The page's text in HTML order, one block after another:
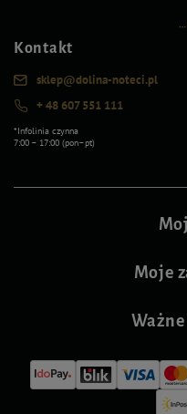
Kontakt
sklep@dolina-noteci.pl
+ 48 607 551 111
*Infolinia czynna
7:00 – 17:00 (pon–pt)
Moje